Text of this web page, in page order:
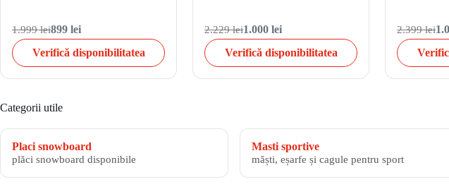
1.999 lei899 lei
Verifică disponibilitatea
2.229 lei1.000 lei
Verifică disponibilitatea
2.399 lei
Categorii utile
Placi snowboard
plăci snowboard disponibile
Masti sportive
măști, eșarfe și cagule pentru sport